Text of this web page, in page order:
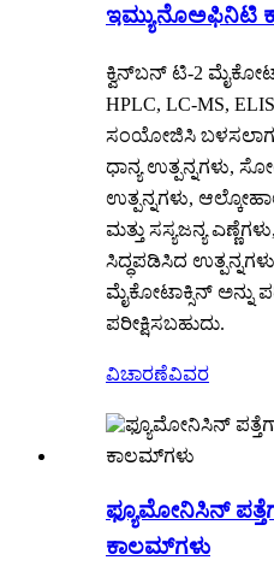
ಇಮ್ಯುನೊಅಫಿನಿಟಿ
ಕ್ವಿನ್‌ಬನ್ ಟಿ-2
HPLC, LC-MS,
ಸಂಯೋಜಿಸಿ
ಧಾನ್ಯ ಉತ್ಪನ್ನಗಳು,
ಉತ್ಪನ್ನಗಳು,
ಮತ್ತು ಸಸ್ಯಜನ್ಯ
ಸಿದ್ಧಪಡಿಸಿದ
ಮೈಕೋಟಾಕ್ಸಿನ್ ಅನ್ನು
ಪರೀಕ್ಷಿಸಬಹುದು.
ವಿಚಾರಣೆವಿವರ
ಫ್ಯೂಮೋನಿಸಿನ್
ಕಾಲಮ್‌ಗಳು